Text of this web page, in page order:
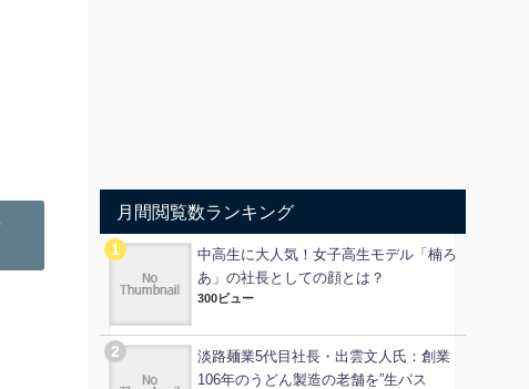
月間閲覧数ランキング
中高生に大人気！女子高生モデル「楠ろ
あ」の社長としての顔とは？
300ビュー
淡路麺業5代目社長・出雲文人氏：創業
106年のうどん製造の老舗を”生パス